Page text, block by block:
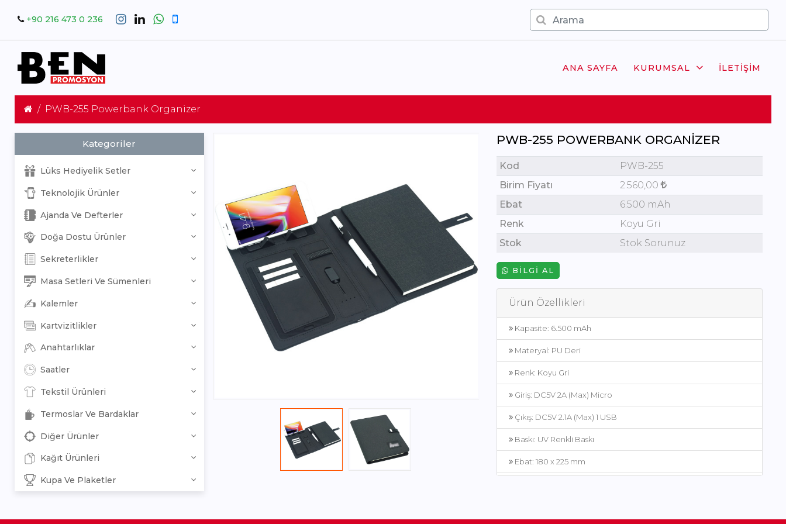
+90 216 473 0 236
ANA SAYFA KURUMSAL İLETIŞIM
PWB-255 Powerbank Organizer
Kategoriler
Lüks Hediyelik Setler
Teknolojik Ürünler
Ajanda Ve Defterler
Doğa Dostu Ürünler
Sekreterlikler
Masa Setleri Ve Sümenleri
Kalemler
Kartvizitlikler
Anahtarlıklar
Saatler
Tekstil Ürünleri
Termoslar Ve Bardaklar
Diğer Ürünler
Kağıt Ürünleri
Kupa Ve Plaketler
PWB-255 POWERBANK ORGANIZER
Kod
PWB-255
Birim Fiyatı
2.560,00
Ebat
6.500 mAh
Renk
Koyu Gri
Stok
Stok Sorunuz
BILGI AL
Ürün Özellikleri
Kapasite: 6.500 mAh
Materyal: PU Deri
Renk: Koyu Gri
Giriş: DC5V 2A (Max) Micro
Çıkış: DC5V 2.1A (Max) 1 USB
Baskı: UV Renkli Baskı
Ebat: 180 x 225 mm